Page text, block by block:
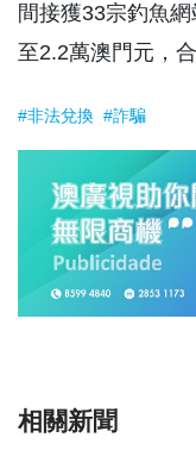
間接獲33宗釣魚
至2.2萬澳門元，
#非法兌換 #詐騙
相關新聞